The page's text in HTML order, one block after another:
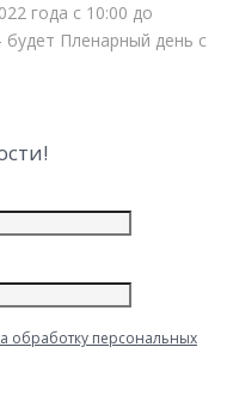
года с 10:00 до
Пленарный день с
обработку персональных